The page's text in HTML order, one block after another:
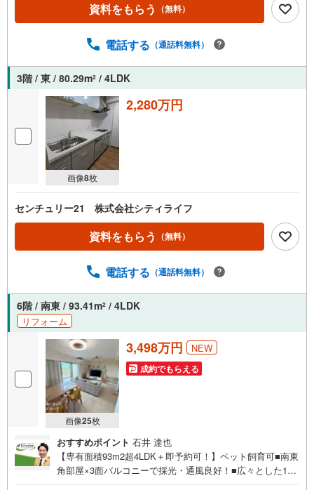
資料をもらう （無料）
電話する （通話料無料）
3階 / 東 / 80.29m2 / 4LDK
画像8枚
2,280万円
センチュリー21 株式会社シティライフ
資料をもらう （無料）
電話する （通話料無料）
6階 / 南東 / 93.41m2 / 4LDK
リフォーム
画像25枚
3,498万円 NEW
成約でもらえる
おすすめポイント 石井 達也
【専有面積93m2超4LDK＋即予約可！】ペット飼育可■南東
角部屋×3面バルコニーで採光・通風良好！■広々とした16